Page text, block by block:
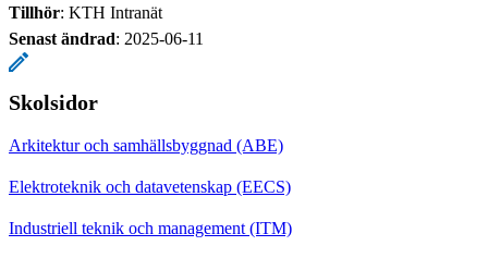
Tillhör: KTH Intranät
Senast ändrad: 2025-06-11
Skolsidor
Arkitektur och samhällsbyggnad (ABE)
Elektroteknik och datavetenskap (EECS)
Industriell teknik och management (ITM)